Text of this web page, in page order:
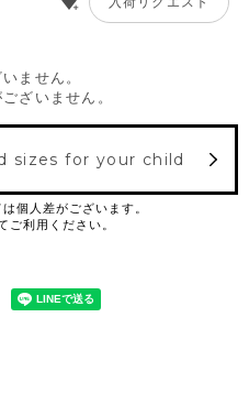
ません。
ざいません。
sizes for your child